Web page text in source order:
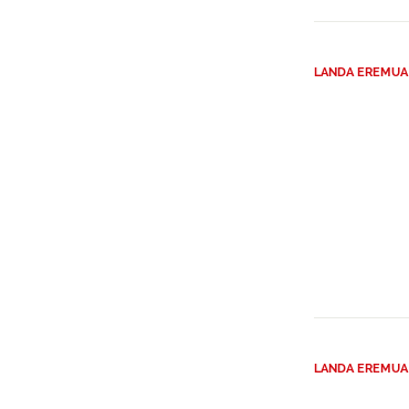
LANDA EREMUA
LANDA EREMUA